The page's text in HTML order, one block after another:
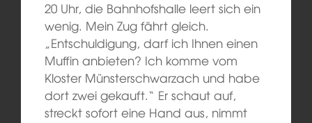
20 Uhr, die Bahnhofshalle leert sich ein
wenig. Mein Zug fährt gleich.
„Entschuldigung, darf ich Ihnen einen
Muffin anbieten? Ich komme vom
Kloster Münsterschwarzach und habe
dort zwei gekauft.“ Er schaut auf,
streckt sofort eine Hand aus, nimmt